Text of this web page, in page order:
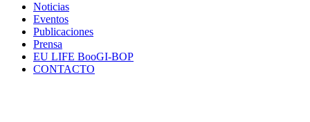
Noticias
Eventos
Publicaciones
Prensa
EU LIFE BooGI-BOP
CONTACTO